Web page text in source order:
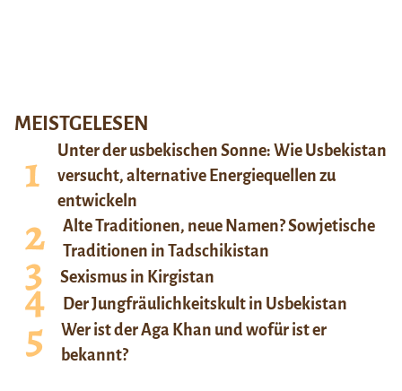
MEISTGELESEN
Unter der usbekischen Sonne: Wie Usbekistan
versucht, alternative Energiequellen zu
entwickeln
Alte Traditionen, neue Namen? Sowjetische
Traditionen in Tadschikistan
Sexismus in Kirgistan
Der Jungfräulichkeitskult in Usbekistan
Wer ist der Aga Khan und wofür ist er
bekannt?